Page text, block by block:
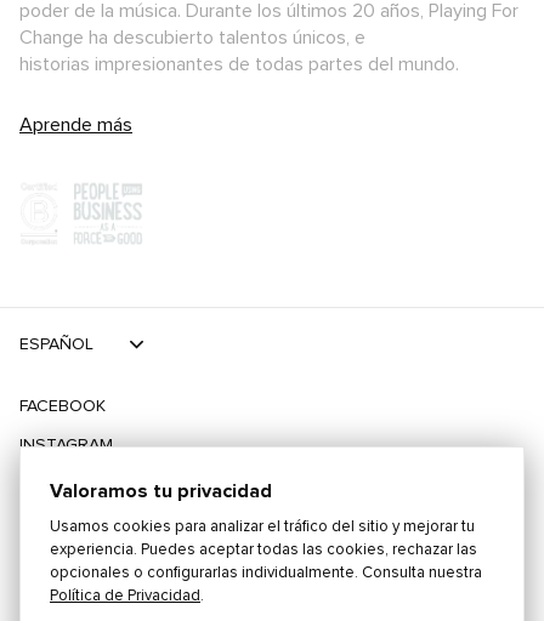
poder de la música. Durante los últimos 20 años, Playing For
Change ha descubierto talentos únicos, e
historias impresionantes de todas partes del mundo.
Aprende más
©2026 PLAYING FOR CHANGE
FACEBOOK
INSTAGRAM
TIKTOK
TWITTER
ESPAÑOL
Valoramos tu privacidad
Usamos cookies para analizar el tráfico del sitio y mejorar tu
experiencia. Puedes aceptar todas las cookies, rechazar las
opcionales o configurarlas individualmente. Consulta nuestra
Política de Privacidad .